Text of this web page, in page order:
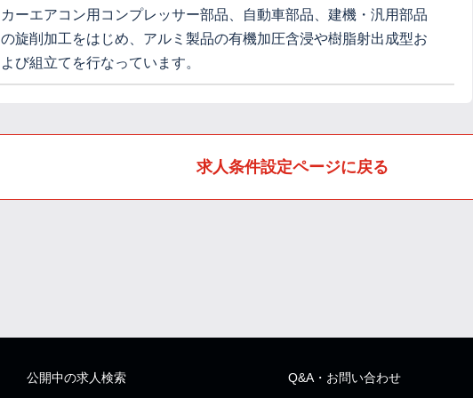
カーエアコン用コンプレッサー部品、自動車部品、建機・汎用部品
の旋削加工をはじめ、アルミ製品の有機加圧含浸や樹脂射出成型お
よび組立てを行なっています。
求人条件設定ページに戻る
公開中の求人検索 Q&A・お問い合わせ